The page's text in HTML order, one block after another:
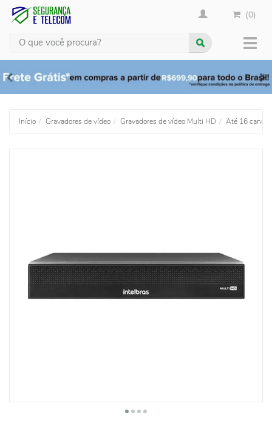
(0)
Busca
Início Gravadores de vídeo Gravadores de vídeo Multi HD Até 16 canais